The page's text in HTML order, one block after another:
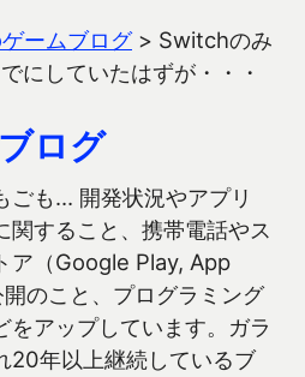
ームブログ> Switchのみ
にしていたはずが・・・
ログ
ごも… 開発状況やアプリ
関すること、携帯電話やス
ア（Google Play, App
のこと、プログラミング
をアップしています。ガラ
20年以上継続しているブ